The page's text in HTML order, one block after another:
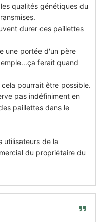
qualités génétiques du
durer ces paillettes
une portée d'un père
ferait quand
pourrait être possible.
pas indéfiniment en
paillettes dans le
utilisateurs de la
du propriétaire du